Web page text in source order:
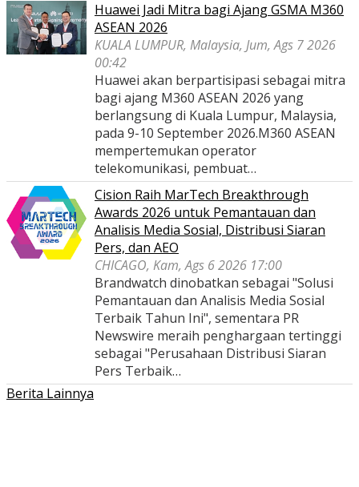
Huawei Jadi Mitra bagi Ajang GSMA M360
ASEAN 2026
KUALA LUMPUR, Malaysia, Jum, Ags 7 2026
00:42
Huawei akan berpartisipasi sebagai mitra
bagi ajang M360 ASEAN 2026 yang
berlangsung di Kuala Lumpur, Malaysia,
pada 9-10 September 2026.M360 ASEAN
mempertemukan operator
telekomunikasi, pembuat…
Cision Raih MarTech Breakthrough
Awards 2026 untuk Pemantauan dan
Analisis Media Sosial, Distribusi Siaran
Pers, dan AEO
CHICAGO, Kam, Ags 6 2026 17:00
Brandwatch dinobatkan sebagai "Solusi
Pemantauan dan Analisis Media Sosial
Terbaik Tahun Ini", sementara PR
Newswire meraih penghargaan tertinggi
sebagai "Perusahaan Distribusi Siaran
Pers Terbaik…
Berita Lainnya